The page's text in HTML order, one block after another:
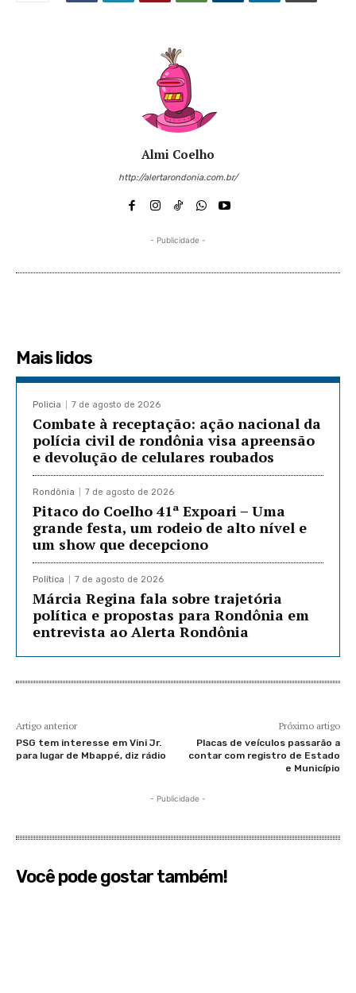
Almi Coelho
http://alertarondonia.com.br/
- Publicidade -
Mais lidos
Policia 7 de agosto de 2026
Combate à receptação: ação nacional da
polícia civil de rondônia visa apreensão
e devolução de celulares roubados
Rondônia 7 de agosto de 2026
Pitaco do Coelho 41ª Expoari – Uma
grande festa, um rodeio de alto nível e
um show que decepciono
Política 7 de agosto de 2026
Márcia Regina fala sobre trajetória
política e propostas para Rondônia em
entrevista ao Alerta Rondônia
Artigo anterior
PSG tem interesse em Vini Jr.
para lugar de Mbappé, diz rádio
Próximo artigo
Placas de veículos passarão a
contar com registro de Estado
e Município
- Publicidade -
Você pode gostar também!